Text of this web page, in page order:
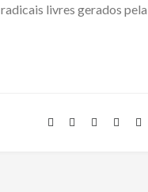
livres gerados pela